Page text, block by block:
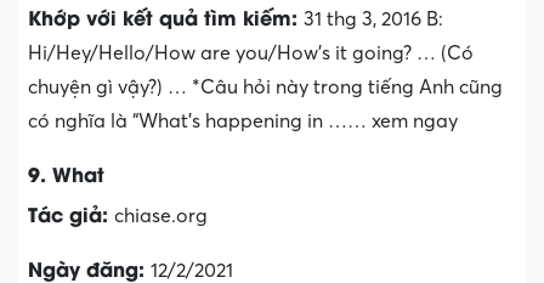
Khớp với kết quả tìm kiếm: 31 thg 3, 2016 B:
Hi/Hey/Hello/How are you/How’s it going? … (Có
chuyện gì vậy?) … *Câu hỏi này trong tiếng Anh cũng
có nghĩa là “What’s happening in …… xem ngay
9. What
Tác giả: chiase.org
Ngày đăng: 12/2/2021